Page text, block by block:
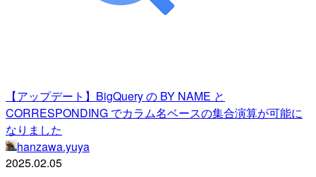
【アップデート】BigQuery の BY NAME と
CORRESPONDING でカラム名ベースの集合演算が可能に
なりました
hanzawa.yuya
2025.02.05